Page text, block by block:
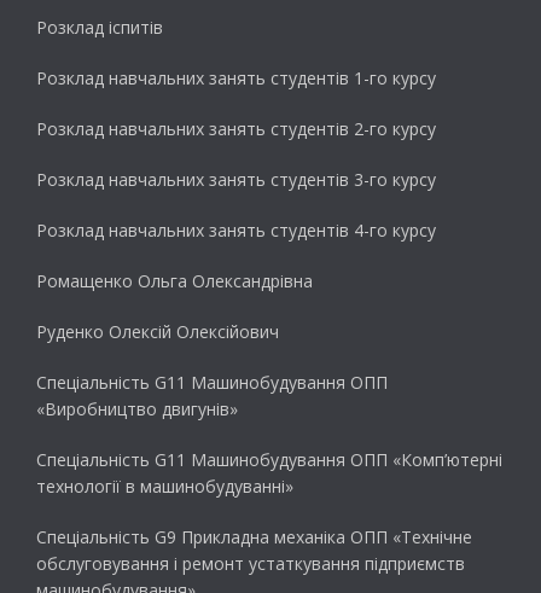
Розклад іспитів
Розклад навчальних занять студентів 1-го курсу
Розклад навчальних занять студентів 2-го курсу
Розклад навчальних занять студентів 3-го курсу
Розклад навчальних занять студентів 4-го курсу
Ромащенко Ольга Олександрівна
Руденко Олексій Олексійович
Спеціальність G11 Машинобудування ОПП
«Виробництво двигунів»
Спеціальність G11 Машинобудування ОПП «Комп’ютерні
технології в машинобудуванні»
Спеціальність G9 Прикладна механіка ОПП «Технічне
обслуговування і ремонт устаткування підприємств